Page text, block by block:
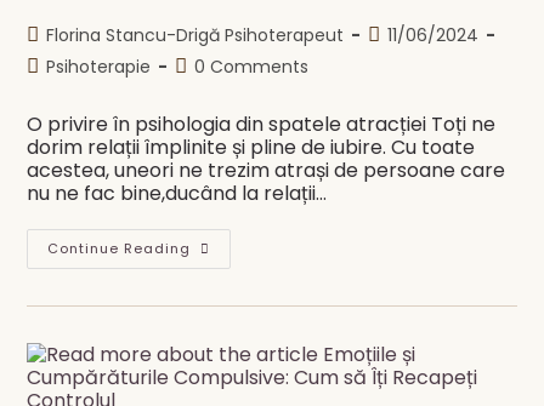
Post
author:
Florina Stancu-Drigă Psihoterapeut
Post11/06/2024
PostPsihoterapie
Post0 Comments
O privire în psihologia din spatele atracției Toți ne
dorim relații împlinite și pline de iubire. Cu toate
acestea, uneori ne trezim atrași de persoane care
nu ne fac bine,ducând la relații…
Continue Reading De
Ce
Uneori